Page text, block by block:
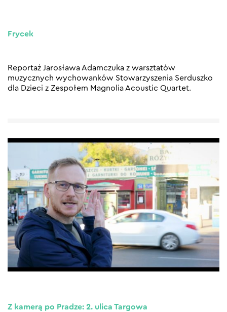
Frycek
Reportaż Jarosława Adamczuka z warsztatów
muzycznych wychowanków Stowarzyszenia Serduszko
dla Dzieci z Zespołem Magnolia Acoustic Quartet.
Z kamerą po Pradze: 2. ulica Targowa